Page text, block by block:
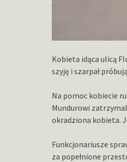
Kobieta idąca ulicą
szyję i szarpał
Na pomoc kobiecie
Mundurowi
okradziona kobieta.
Funkcjonariusze
za popełnione